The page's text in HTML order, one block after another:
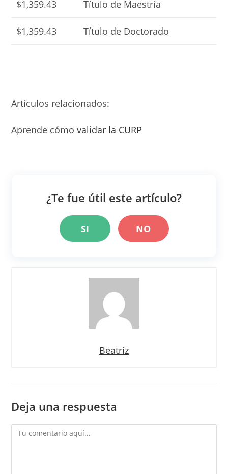
$1,359.43 Título de Maestría
$1,359.43 Título de Doctorado
Artículos relacionados:
Aprende cómovalidar la CURP
¿Te fue útil este artículo?
SI NO
Beatriz
Deja una respuesta